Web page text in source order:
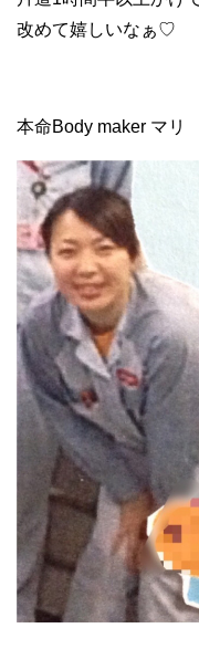
改めて嬉しいなぁ♡
本命Body maker マリ